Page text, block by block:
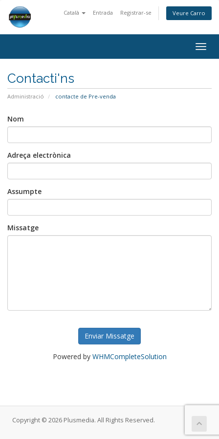
Català Entrada Registrar-se Veure Carro
Contacti'ns
Administració contacte de Pre-venda
Nom
Adreça electrònica
Assumpte
Missatge
Enviar Missatge
Powered by WHMCompleteSolution
Copyright © 2026 Plusmedia. All Rights Reserved.